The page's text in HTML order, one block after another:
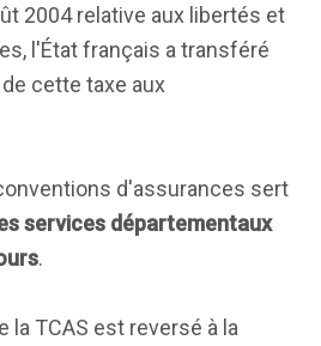
2004 relative aux libertés et
l'État français a transféré
cette taxe aux
d'assurances sert
services départementaux
.
la TCAS est reversé à la